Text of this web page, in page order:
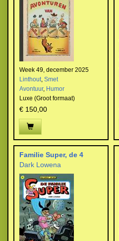
Week 49, december 2025
Linthout, Smet
Avontuur, Humor
Luxe (Groot formaat)
€ 150,00
Familie Super, de 4
Dark Lowena